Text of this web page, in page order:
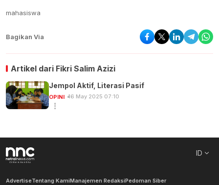
mahasiswa
Bagikan Via
Artikel dari Fikri Salim Azizi
Jempol Aktif, Literasi Pasif
OPINI 16 May 2025 07:10
ID
AdvertiseTentang KamiManajemen RedaksiPedoman Siber